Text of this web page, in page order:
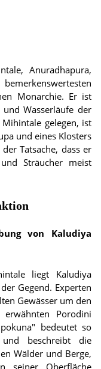
Anuradhapura,
Monarchie. Er ist
Wasserläufe der
gelegen, ist
und eines Klosters
Tatsache, dass er
Sträucher meist
von Kaludiya
liegt Kaludiya
Gegend. Experten
Gewässer um den
Porodini
bedeutet so
beschreibt die
Wälder und Berge,
Oberfläche